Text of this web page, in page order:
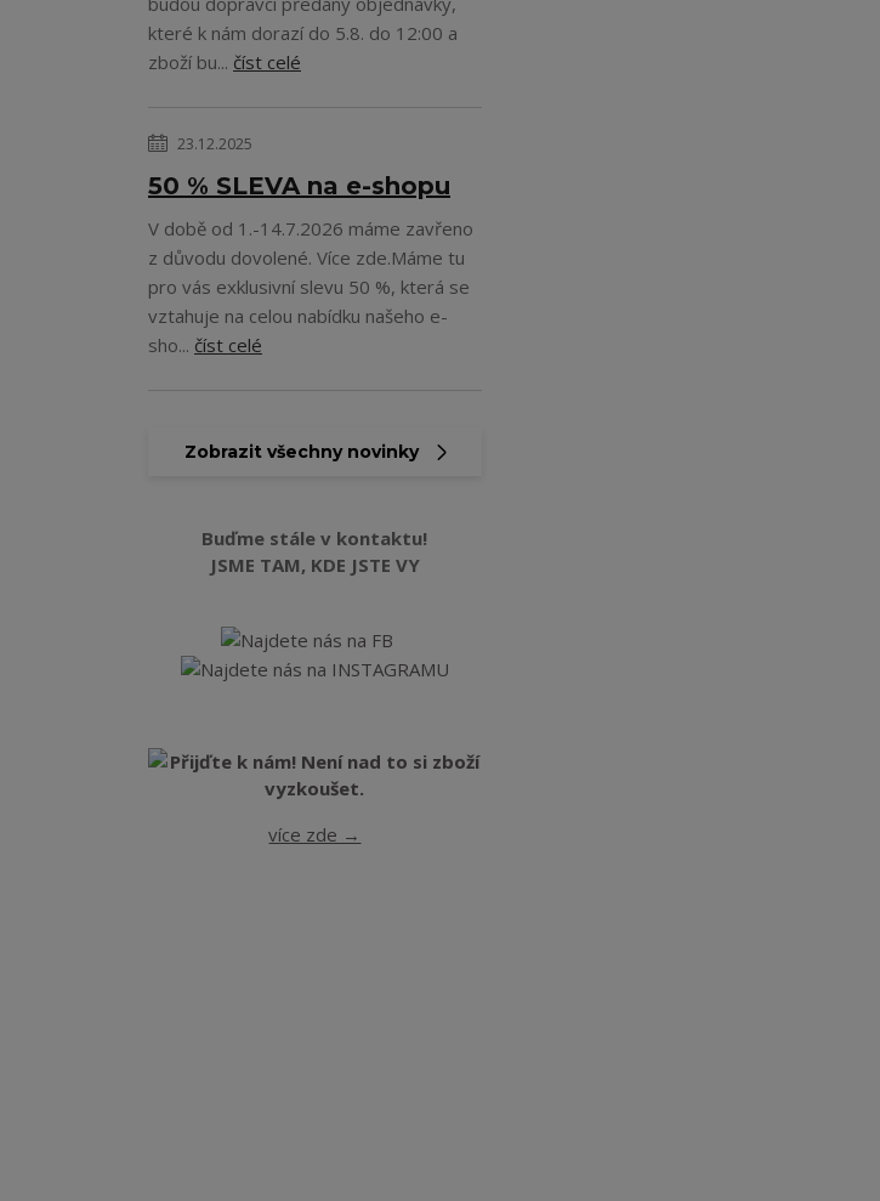
které k nám dorazí do 5.8. do 12:00 a
zboží bu... číst celé
23.12.2025
50 % SLEVA na e-shopu
V době od 1.-14.7.2026 máme zavřeno
z důvodu dovolené. Více zde.Máme tu
pro vás exklusivní slevu 50 %, která se
vztahuje na celou nabídku našeho e-
sho... číst celé
Zobrazit všechny novinky
Buďme stále v kontaktu!
JSME TAM, KDE JSTE VY
více zde →